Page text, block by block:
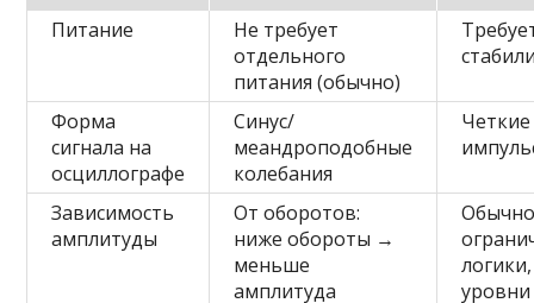
Питание
Не требует
отдельного
питания (обычно)
Форма
сигнала на
осциллографе
Синус/
меандроподобные
колебания
Зависимость
амплитуды
От оборотов:
ниже обороты →
меньше
амплитуда
уровни